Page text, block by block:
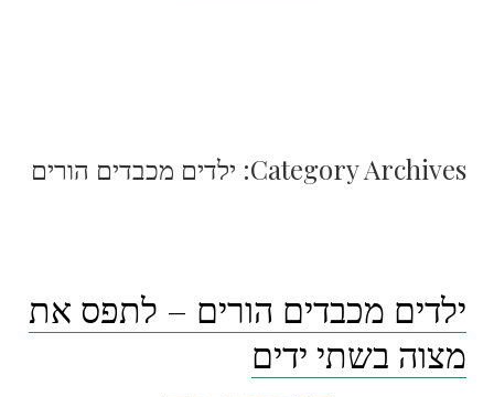
Category Archives: ילדים מכבדים הורים
ילדים מכבדים הורים – לתפס את
מצוה בשתי ידים